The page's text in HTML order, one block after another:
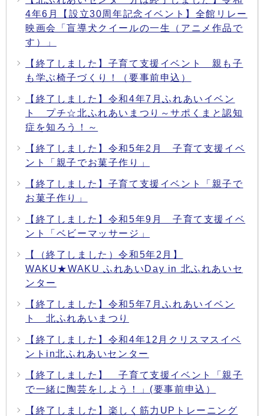
4年6月【設立30周年記念イベント】全館リレー
映画会「盲導犬クイールの一生（アニメ作品で
す）」
【終了しました】子育て支援イベント 親も子
も学ぶ椅子づくり！（要事前申込）
【終了しました】令和4年7月ふれあいイベン
ト プチ☆北ふれあいまつり～サポくまと認知
症を知ろう！～
【終了しました】令和5年2月 子育て支援イベ
ント「親子でお菓子作り」
【終了しました】子育て支援イベント「親子で
お菓子作り」
【終了しました】令和5年9月 子育て支援イベ
ント「ベビーマッサージ」
【（終了しました）令和5年2月】
WAKU★WAKU ふれあいDay in 北ふれあいセ
ンター
【終了しました】令和5年7月ふれあいイベン
ト 北ふれあいまつり
【終了しました】令和4年12月クリスマスイベ
ントin北ふれあいセンター
【終了しました】 子育て支援イベント「親子
で一緒に陶芸をしよう！」(要事前申込）
【終了しました】楽しく筋力UPトレーニング